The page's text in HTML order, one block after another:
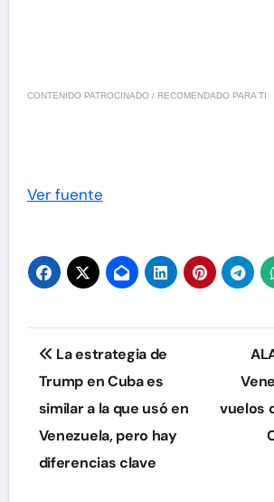
CONTENIDO PATROCINADO / RECOMENDADO PARA TI
Ver fuente
Navegación
de
entradas
La estrategia de
Trump en Cuba es
similar a la que usó en
Venezuela, pero hay
diferencias clave
vuelos